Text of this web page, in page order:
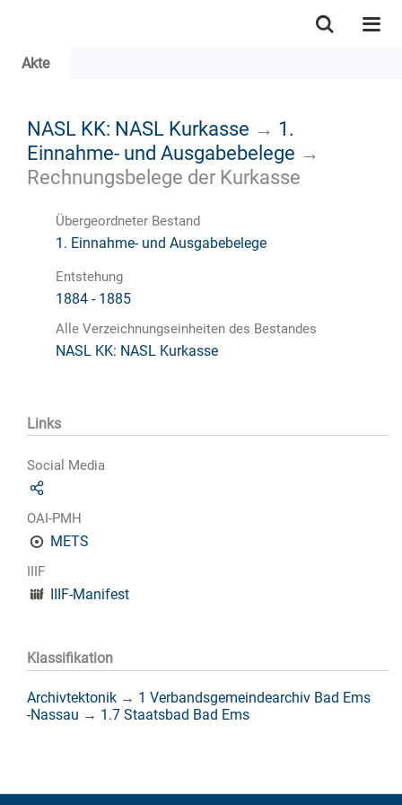
Akte
NASL KK: NASL Kurkasse → 1.
Einnahme- und Ausgabebelege →
Rechnungsbelege der Kurkasse
Übergeordneter Bestand
1. Einnahme- und Ausgabebelege
Entstehung
1884 - 1885
Alle Verzeichnungseinheiten des Bestandes
NASL KK: NASL Kurkasse
Links
Social Media
OAI-PMH
METS
IIIF
IIIF-Manifest
Klassifikation
Archivtektonik → 1 Verbandsgemeindearchiv Bad Ems
-Nassau → 1.7 Staatsbad Bad Ems